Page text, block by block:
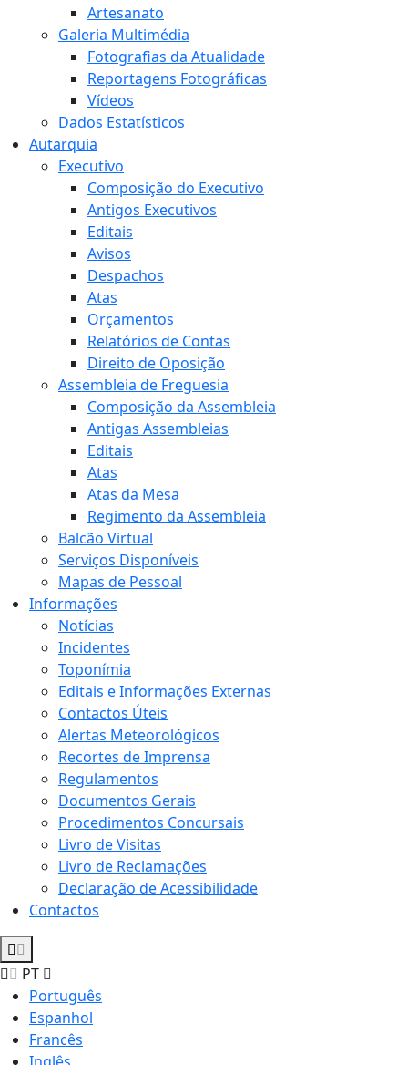
Artesanato
Galeria Multimédia
Fotografias da Atualidade
Reportagens Fotográficas
Vídeos
Dados Estatísticos
Autarquia
Executivo
Composição do Executivo
Antigos Executivos
Editais
Avisos
Despachos
Atas
Orçamentos
Relatórios de Contas
Direito de Oposição
Assembleia de Freguesia
Composição da Assembleia
Antigas Assembleias
Editais
Atas
Atas da Mesa
Regimento da Assembleia
Balcão Virtual
Serviços Disponíveis
Mapas de Pessoal
Informações
Notícias
Incidentes
Toponímia
Editais e Informações Externas
Contactos Úteis
Alertas Meteorológicos
Recortes de Imprensa
Regulamentos
Documentos Gerais
Procedimentos Concursais
Livro de Visitas
Livro de Reclamações
Declaração de Acessibilidade
Contactos
PT
Português
Espanhol
Francês